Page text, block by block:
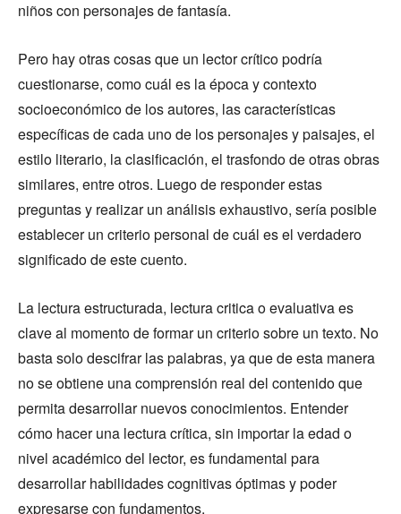
niños con personajes de fantasía.
Pero hay otras cosas que un lector crítico podría
cuestionarse, como cuál es la época y contexto
socioeconómico de los autores, las características
específicas de cada uno de los personajes y paisajes, el
estilo literario, la clasificación, el trasfondo de otras obras
similares, entre otros. Luego de responder estas
preguntas y realizar un análisis exhaustivo, sería posible
establecer un criterio personal de cuál es el verdadero
significado de este cuento.
La lectura estructurada, lectura critica o evaluativa es
clave al momento de formar un criterio sobre un texto. No
basta solo descifrar las palabras, ya que de esta manera
no se obtiene una comprensión real del contenido que
permita desarrollar nuevos conocimientos. Entender
cómo hacer una lectura crítica, sin importar la edad o
nivel académico del lector, es fundamental para
desarrollar habilidades cognitivas óptimas y poder
expresarse con fundamentos.